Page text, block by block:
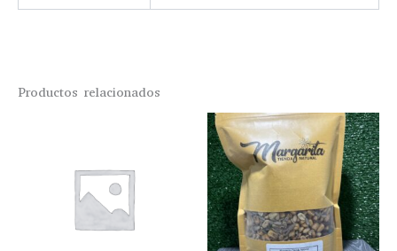
Productos relacionados